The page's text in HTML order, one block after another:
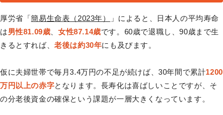
厚労省「簡易生命表（2023年）
」によると、日本人の平均寿命
は男性81.09歳 、女性87.14歳です。60歳で退職し、90歳まで生
きるとすれば、老後は約30年にも及びます。
仮に夫婦世帯で毎月3.4万円の不足が続けば、30年間で累計1200
万円以上の赤字となります。長寿化は喜ばしいことですが、そ
の分老後資金の確保という課題が一層大きくなっています。